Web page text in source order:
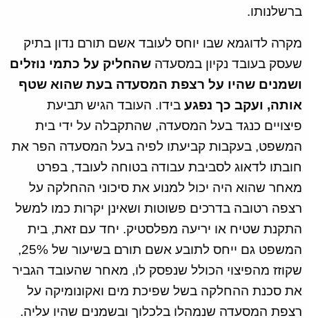
ברשלנותו.
מקרה לדוגמא שבו יוחס לעובד אשם תורם נדון בתיק
שעסק בעובד נקיון במסעדה שהחליק על כתמי נוזלים
ושמנים שהיו על רצפת המסעדה בעת שהוא שטף
אותה, ועקב כך נפגע בידו. העובד הגיש תביעת
פיצויים כנגד בעל המסעדה, שהתקבלה על ידי בית
המשפט, בעקבות קביעתו לפיה בעל המסעדה הפר את
חובתו לדאוג לסביבת עבודה בטוחה לעובד, בפרט
מאחר שהוא היה יכול למנוע את סיכוני ההחלקה על
רצפה רטובה בדרכים פשוטות ושאינן יקרות כמו למשל
התקנת שטיח או יריעה מפלסטיק. יחד עם זאת, בית
המשפט גם ייחס לתובע אשם תורם בשיעור של 25%,
שקוזז מהפיצוי הכולל שנפסק לו, מאחר שהעובד הגביר
את סכנת ההחלקה בשל שפיכת מים ואקונומיקה על
רצפת המסעדה שנמהלו בלכלוך ובשמנים שהיו עליה.